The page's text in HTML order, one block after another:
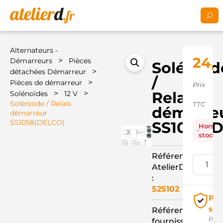
Alternateurs -
Démarreurs
>
Pièces
détachées Démarreur
>
Pièces de démarreur >
Solénoïdes > 12 V >
Solénoide / Relais
démarreur
SS1058(DELCO)
/
Relais
Référence
AtelierD
:
525102
Référence
Prix
TTC
Hors
stock